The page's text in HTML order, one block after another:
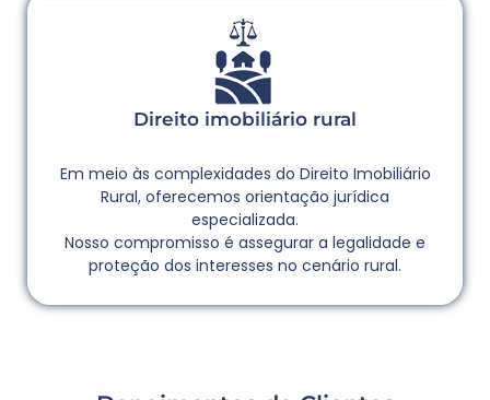
Direito imobiliário rural
Em meio às complexidades do Direito Imobiliário
Rural, oferecemos orientação jurídica
especializada.
Nosso compromisso é assegurar a legalidade e
proteção dos interesses no cenário rural.